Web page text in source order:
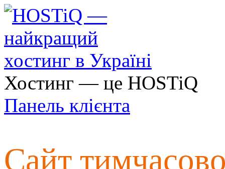
Хостинг — це HOSTiQ
Панель клієнта
Сайт